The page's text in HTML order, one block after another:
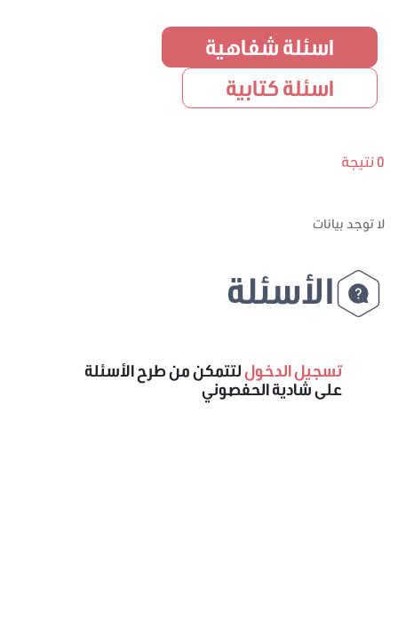
اسئلة شفاهية
اسئلة كتابية
0 نتيجة
لا توجد بيانات
الأسئلة
تسجيل الدخوللتتمكن من طرح الأسئلة
على شادية الحفصوني